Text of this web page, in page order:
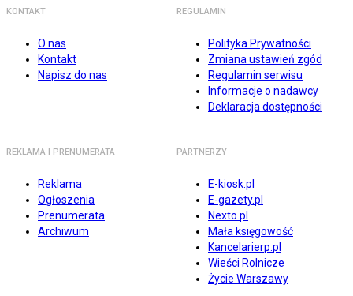
KONTAKT
O nas
Kontakt
Napisz do nas
REGULAMIN
Polityka Prywatności
Zmiana ustawień zgód
Regulamin serwisu
Informacje o nadawcy
Deklaracja dostępności
REKLAMA I PRENUMERATA
Reklama
Ogłoszenia
Prenumerata
Archiwum
PARTNERZY
E-kiosk.pl
E-gazety.pl
Nexto.pl
Mała księgowość
Kancelarierp.pl
Wieści Rolnicze
Życie Warszawy